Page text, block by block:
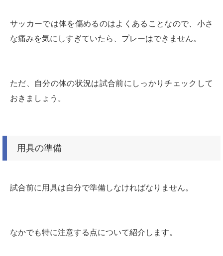
サッカーでは体を傷めるのはよくあることなので、小さ
な痛みを気にしすぎていたら、プレーはできません。
ただ、自分の体の状況は試合前にしっかりチェックして
おきましょう。
用具の準備
試合前に用具は自分で準備しなければなりません。
なかでも特に注意する点について紹介します。